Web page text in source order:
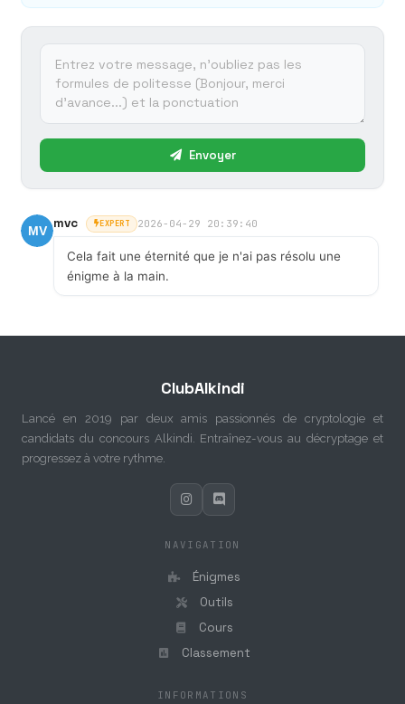
Envoyer
mvc EXPERT 2026-04-29 20:39:40
Cela fait une éternité que je n'ai pas résolu une
énigme à la main.
ClubAlkindi
Lancé en 2019 par deux amis passionnés de cryptologie et
candidats du concours Alkindi. Entraînez-vous au décryptage et
progressez à votre rythme.
NAVIGATION
Énigmes
Outils
Cours
Classement
INFORMATIONS